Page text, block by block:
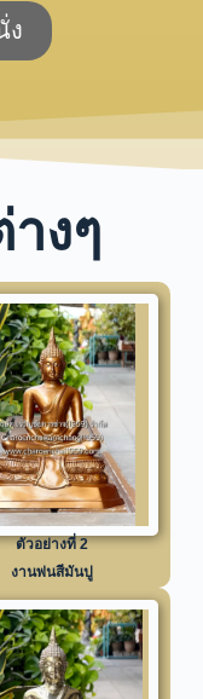
ง
งๆ
ตัวอย่างที่ 2
งานพ่นสีมันปู